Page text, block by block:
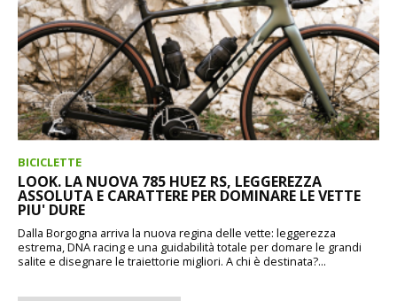
BICICLETTE
LOOK. LA NUOVA 785 HUEZ RS, LEGGEREZZA
ASSOLUTA E CARATTERE PER DOMINARE LE VETTE
PIU' DURE
Dalla Borgogna arriva la nuova regina delle vette: leggerezza
estrema, DNA racing e una guidabilità totale per domare le grandi
salite e disegnare le traiettorie migliori. A chi è destinata?...